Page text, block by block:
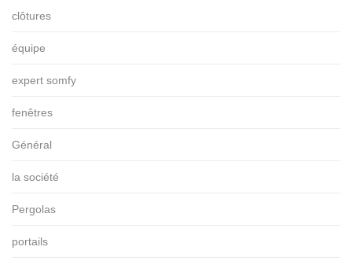
clôtures
équipe
expert somfy
fenêtres
Général
la société
Pergolas
portails